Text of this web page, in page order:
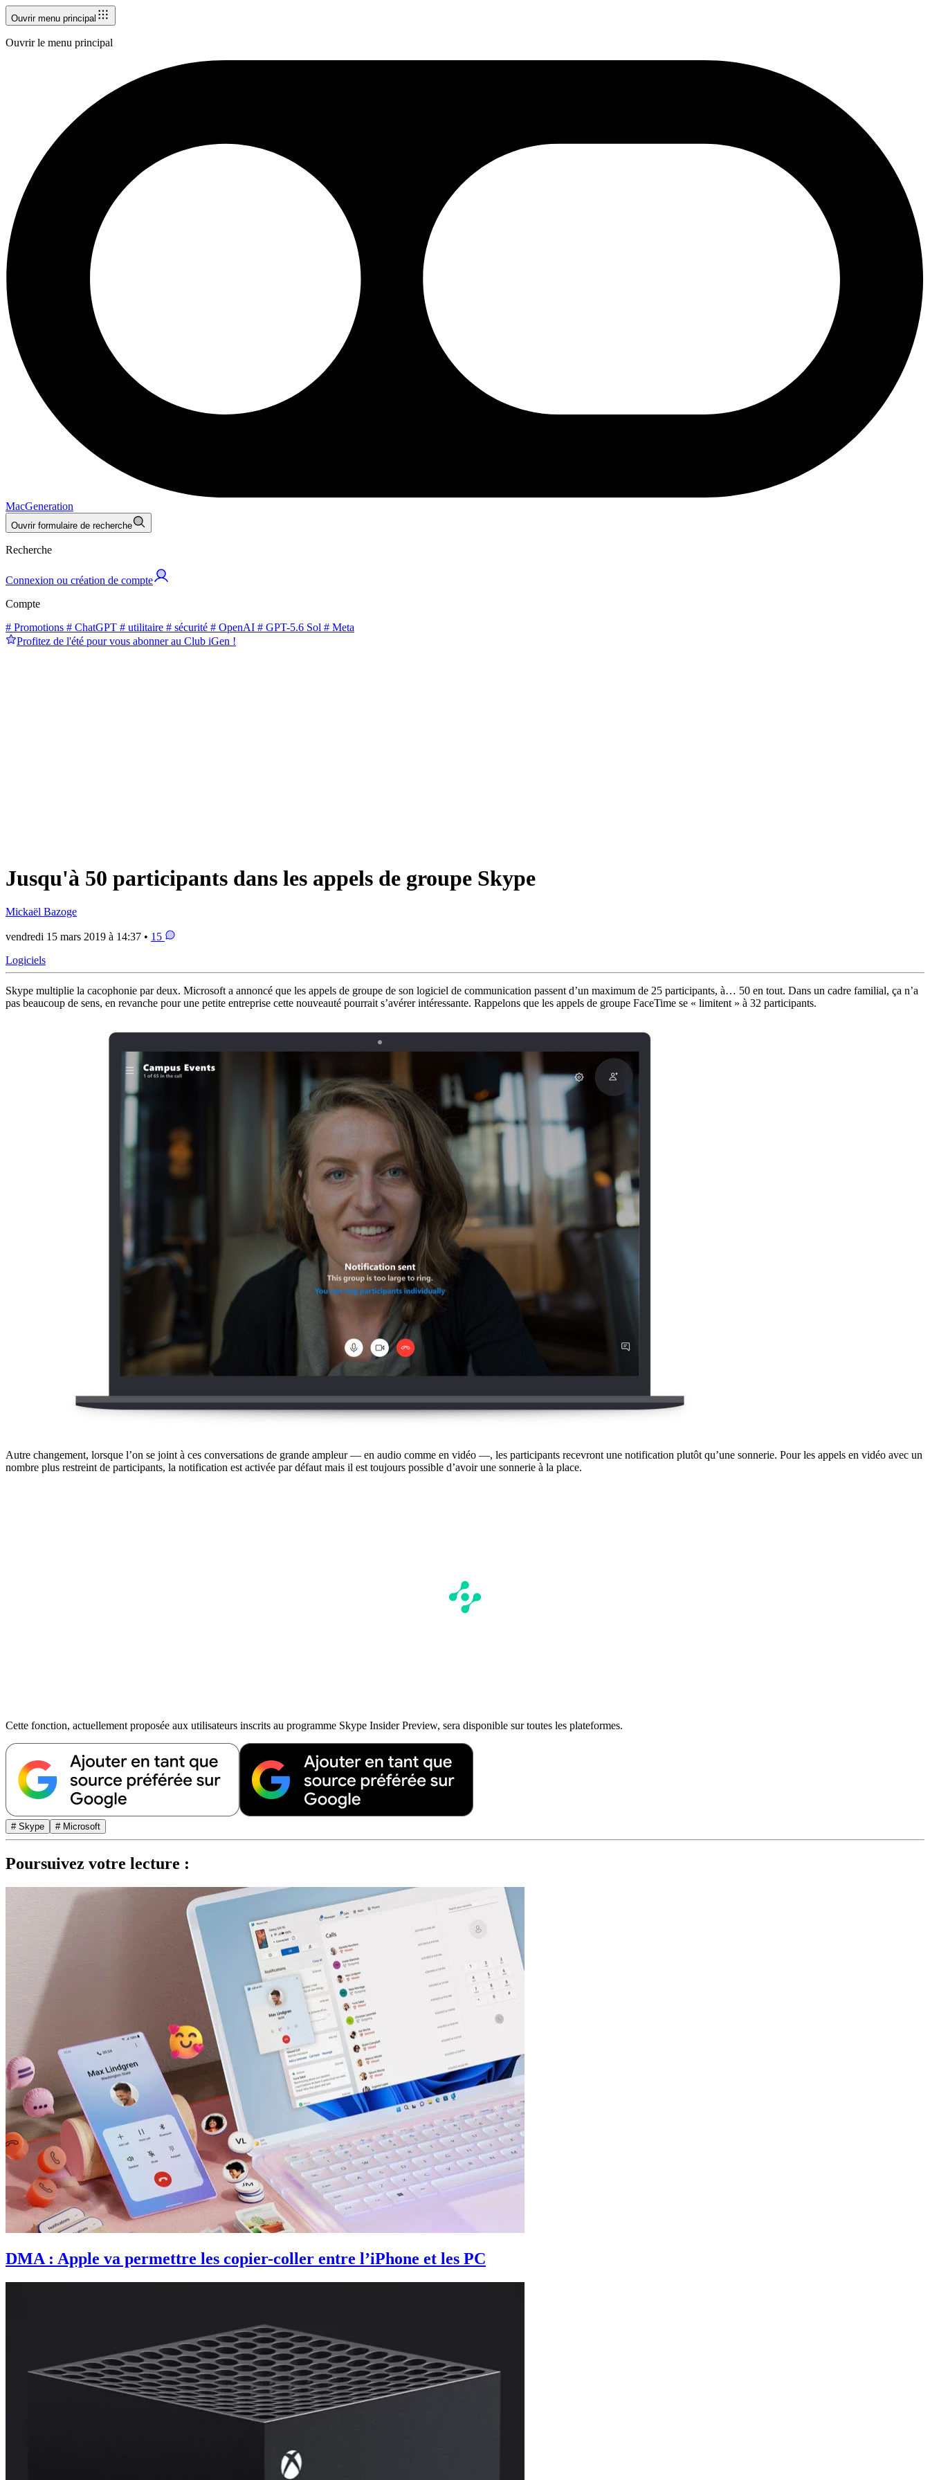
Ouvrir menu principal
Ouvrir le menu principal
MacGeneration
Ouvrir formulaire de recherche
Recherche
Connexion ou création de compte
Compte
# Promotions # ChatGPT # utilitaire # sécurité # OpenAI # GPT-5.6 Sol # Meta
Profitez de l'été pour vous abonner au Club iGen !
Jusqu'à 50 participants dans les appels de groupe Skype
Mickaël Bazoge
vendredi 15 mars 2019 à 14:37 • 15
Logiciels
Skype multiplie la cacophonie par deux. Microsoft a annoncé que les appels de groupe de son logiciel de communication passent d’un maximum de 25 participants, à… 50 en tout. Dans un cadre familial, ça n’a
pas beaucoup de sens, en revanche pour une petite entreprise cette nouveauté pourrait s’avérer intéressante. Rappelons que les appels de groupe FaceTime se « limitent » à 32 participants.
Autre changement, lorsque l’on se joint à ces conversations de grande ampleur — en audio comme en vidéo —, les participants recevront une notification plutôt qu’une sonnerie. Pour les appels en vidéo avec un
nombre plus restreint de participants, la notification est activée par défaut mais il est toujours possible d’avoir une sonnerie à la place.
Cette fonction, actuellement proposée aux utilisateurs inscrits au programme Skype Insider Preview, sera disponible sur toutes les plateformes.
# Skype # Microsoft
Poursuivez votre lecture :
DMA : Apple va permettre les copier-coller entre l’iPhone et les PC